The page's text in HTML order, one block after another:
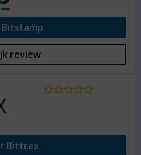
is direct en duidelijk
hebben voor
Veel landen, zoals
hebben echter geen enkele
te maken naar de
cryptomunten. Voor het
landen die zijn
via de website kun je het
Bitstamp
review
Bittrex